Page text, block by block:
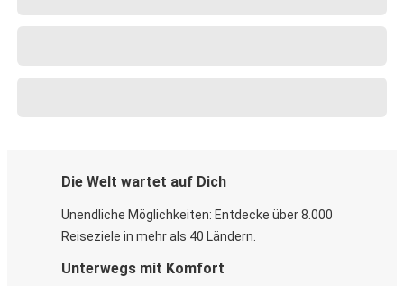
Die Welt wartet auf Dich
Unendliche Möglichkeiten: Entdecke über 8.000
Reiseziele in mehr als 40 Ländern.
Unterwegs mit Komfort